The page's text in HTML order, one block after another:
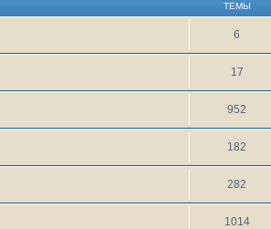
ТЕМЫ
6
17
952
182
282
1014